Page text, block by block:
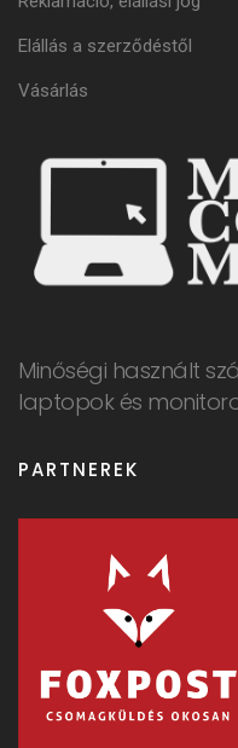
Minőségi használt
laptopok és
Elállás a szerződéstől
Vásárlás
PARTNEREK